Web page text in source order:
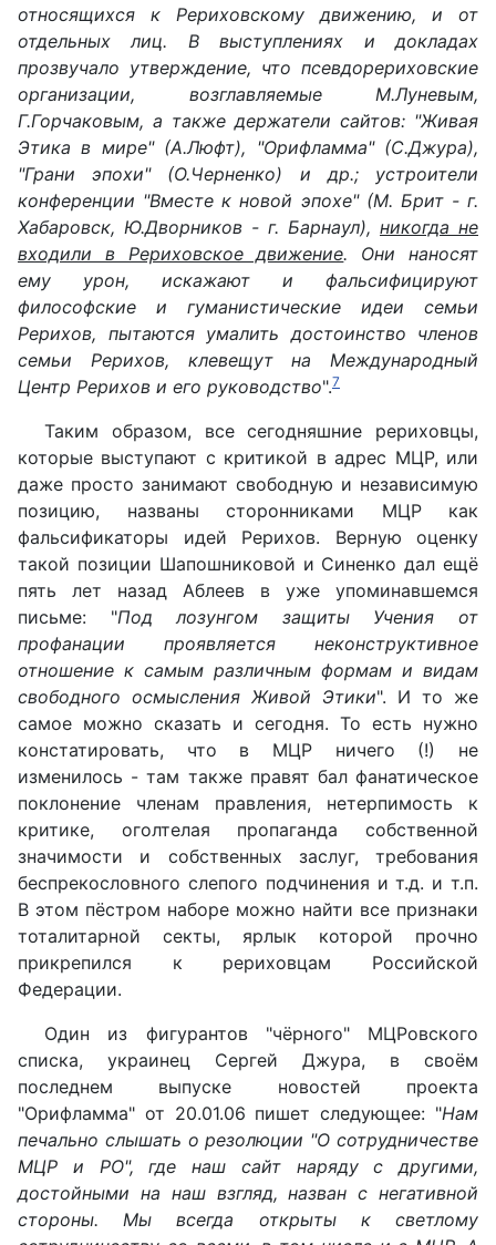
относящихся к Рериховскому движению, и от
отдельных лиц. В выступлениях и докладах
прозвучало утверждение, что псевдорериховские
организации, возглавляемые М.Луневым,
Г.Горчаковым, а также держатели сайтов: "Живая
Этика в мире" (А.Люфт), "Орифламма" (С.Джура),
"Грани эпохи" (О.Черненко) и др.; устроители
конференции "Вместе к новой эпохе" (М. Брит - г.
Хабаровск, Ю.Дворников - г. Барнаул), никогда не
входили в Рериховское движение. Они наносят
ему урон, искажают и фальсифицируют
философские и гуманистические идеи семьи
Рерихов, пытаются умалить достоинство членов
семьи Рерихов, клевещут на Международный
Центр Рерихов и его руководство".7
Таким образом, все сегодняшние рериховцы,
которые выступают с критикой в адрес МЦР, или
даже просто занимают свободную и независимую
позицию, названы сторонниками МЦР как
фальсификаторы идей Рерихов. Верную оценку
такой позиции Шапошниковой и Синенко дал ещё
пять лет назад Аблеев в уже упоминавшемся
письме: "Под лозунгом защиты Учения от
профанации проявляется неконструктивное
отношение к самым различным формам и видам
свободного осмысления Живой Этики". И то же
самое можно сказать и сегодня. То есть нужно
констатировать, что в МЦР ничего (!) не
изменилось - там также правят бал фанатическое
поклонение членам правления, нетерпимость к
критике, оголтелая пропаганда собственной
значимости и собственных заслуг, требования
беспрекословного слепого подчинения и т.д. и т.п.
В этом пёстром наборе можно найти все признаки
тоталитарной секты, ярлык которой прочно
прикрепился к рериховцам Российской
Федерации.
Один из фигурантов "чёрного" МЦРовского
списка, украинец Сергей Джура, в своём
последнем выпуске новостей проекта
"Орифламма" от 20.01.06 пишет следующее: "Нам
печально слышать о резолюции "О сотрудничестве
МЦР и РО", где наш сайт наряду с другими,
достойными на наш взгляд, назван с негативной
стороны. Мы всегда открыты к светлому